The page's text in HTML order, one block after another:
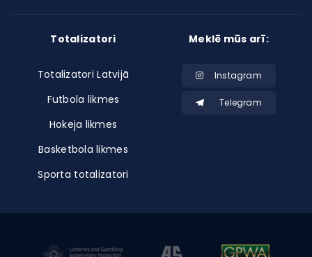
Totalizatori
Totalizatori Latvijā
Futbola likmes
Hokeja likmes
Basketbola likmes
Sporta totalizatori
Meklē mūs arī:
Instagram
Telegram